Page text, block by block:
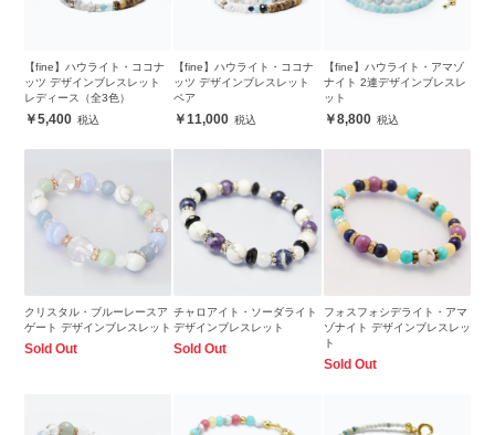
【fine】ハウライト・ココナ
ッツ デザインブレスレット
レディース（全3色）
5,400
【fine】ハウライト・ココナ
ッツ デザインブレスレット
ペア
11,000
【fine】ハウライト・アマゾ
ナイト 2連デザインブレスレ
ット
8,800
クリスタル・ブルーレースア
ゲート デザインブレスレット
Sold Out
チャロアイト・ソーダライト
デザインブレスレット
Sold Out
フォスフォシデライト・アマ
ゾナイト デザインブレスレッ
ト
Sold Out